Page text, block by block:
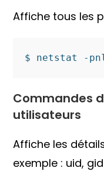
Affiche tous les
$ netstat -
Commandes
utilisateurs
Affiche les
exemple : uid,